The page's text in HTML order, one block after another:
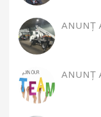
ANUNȚ
ANUNȚ